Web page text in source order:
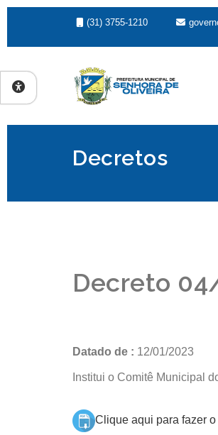
(31) 3755-1210
Decretos
Decreto
Datado de : 12/01/2023
Institui o Comitê Municipal
Clique aqui para fazer